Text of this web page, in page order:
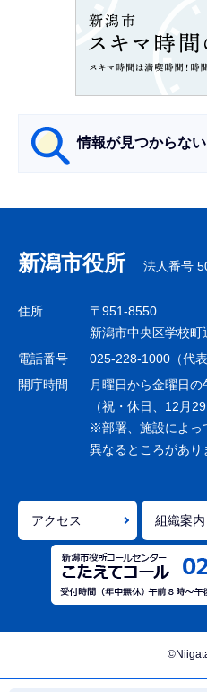
情報が見つからな
ナ
ビ
ゲ
シ
ョ
で
新潟市役所 法人番号
住所
〒951-8550
新潟市中央区学校町
電話番号
025-228-1000（代表
開庁時間
月曜日から金曜日
（祝・休日、12月
※部署、施設によっ
異なるところがあり
アクセス 組織案内